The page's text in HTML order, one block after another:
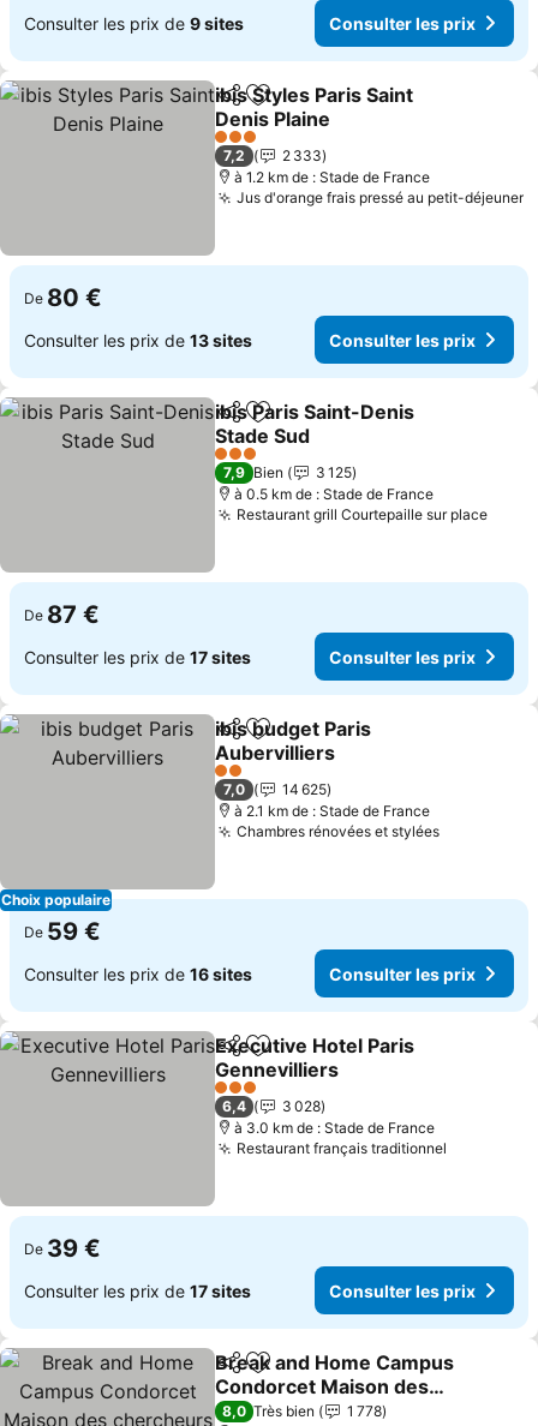
Consulter les prix de 9 sites Consulter les prix
PartagerAjouter à mes favoris
ibis Styles Paris Saint
Denis Plaine
3 Étoiles
7,2
2 333
à 1.2 km de : Stade de France
Jus d'orange frais pressé au petit-déjeuner
De 80 €
Consulter les prix de 13 sites Consulter les prix
PartagerAjouter à mes favoris
ibis Paris Saint-Denis
Stade Sud
3 Étoiles
7,9 Bien
3 125
à 0.5 km de : Stade de France
Restaurant grill Courtepaille sur place
De 87 €
Consulter les prix de 17 sites Consulter les prix
Choix populaire
PartagerAjouter à mes favoris
ibis budget Paris
Aubervilliers
2 Étoiles
7,0
14 625
à 2.1 km de : Stade de France
Chambres rénovées et stylées
De 59 €
Consulter les prix de 16 sites Consulter les prix
PartagerAjouter à mes favoris
Executive Hotel Paris
Gennevilliers
3 Étoiles
6,4
3 028
à 3.0 km de : Stade de France
Restaurant français traditionnel
De 39 €
Consulter les prix de 17 sites Consulter les prix
PartagerAjouter à mes favoris
Break and Home Campus
Condorcet Maison des
chercheurs
8,0 Très bien
1 778